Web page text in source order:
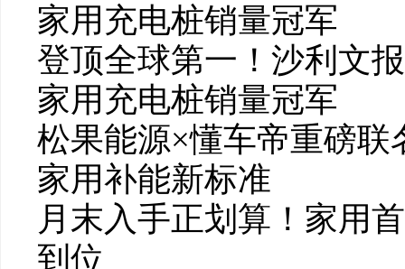
家用充电桩销量冠军
登顶全球第一！沙利文
家用充电桩销量冠军
松果能源×懂车帝重磅
家用补能新标准
月末入手正划算！家用
到位